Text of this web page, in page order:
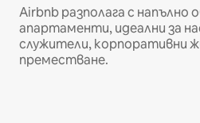
Airbnb разполага с напълно
апартаменти, идеални за
служители, корпоративни
преместване.